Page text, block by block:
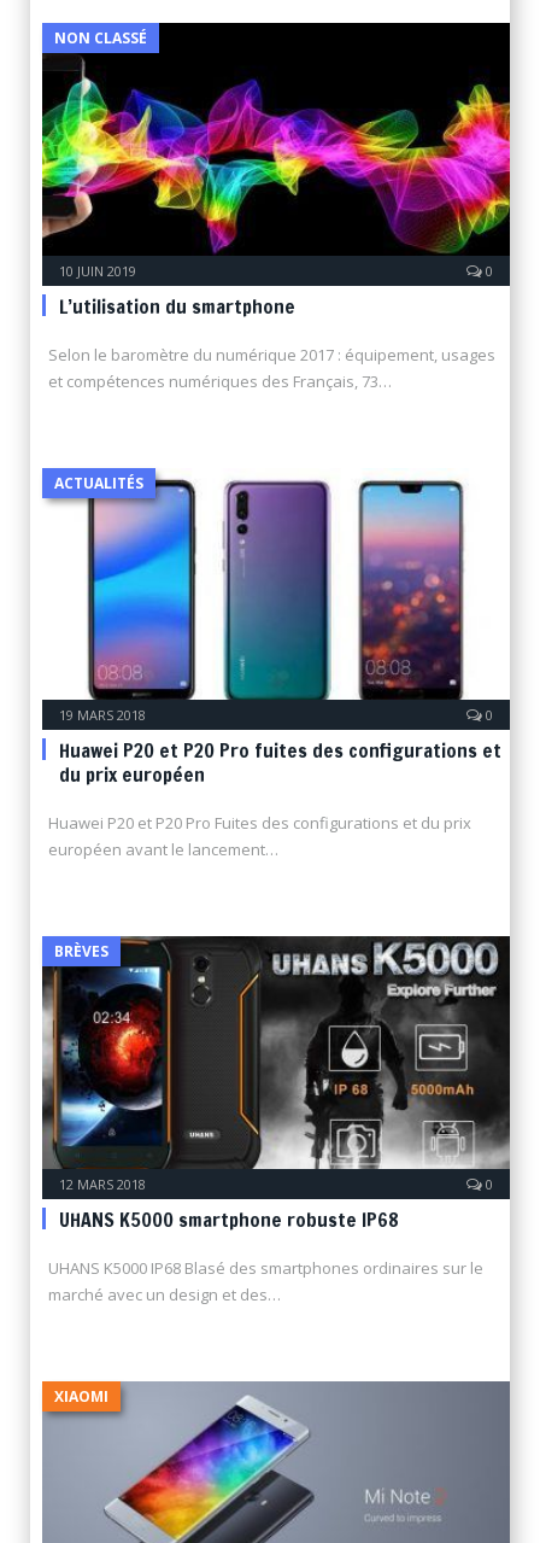
NON CLASSÉ
10 JUIN 2019 0
L’utilisation du smartphone
Selon le baromètre du numérique 2017 : équipement, usages
et compétences numériques des Français, 73…
ACTUALITÉS
19 MARS 2018 0
Huawei P20 et P20 Pro fuites des configurations et
du prix européen
Huawei P20 et P20 Pro Fuites des configurations et du prix
européen avant le lancement…
BRÈVES
12 MARS 2018 0
UHANS K5000 smartphone robuste IP68
UHANS K5000 IP68 Blasé des smartphones ordinaires sur le
marché avec un design et des…
XIAOMI